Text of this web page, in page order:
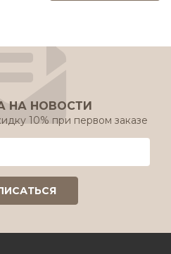
НА НОВОСТИ
10% при первом заказе